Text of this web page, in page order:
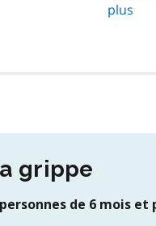
plus
grippe
de 6 mois et